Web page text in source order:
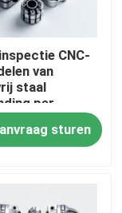
CNC-
van
staal
per
express
sturen